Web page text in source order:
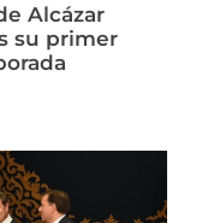
Alcázar
su primer